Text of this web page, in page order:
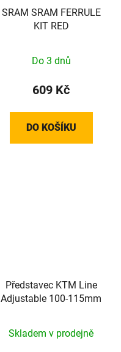
SRAM SRAM FERRULE
KIT RED
Do 3 dnů
609 Kč
DO KOŠÍKU
Představec KTM Line
Adjustable 100-115mm
Skladem v prodejně